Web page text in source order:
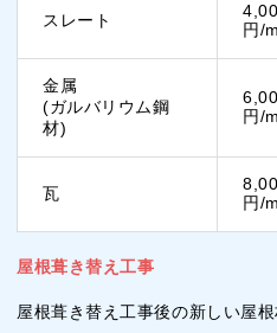
スレート
円/m
金属
(ガルバリウム鋼
材)
円/m
瓦
円/m
屋根葺き替え工事
屋根葺き替え工事後の新しい屋